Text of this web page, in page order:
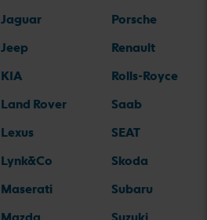
Jaguar
Jeep
KIA
Land Rover
Lexus
Lynk&Co
Maserati
Porsche
Renault
Rolls-Royce
Saab
SEAT
Skoda
Subaru